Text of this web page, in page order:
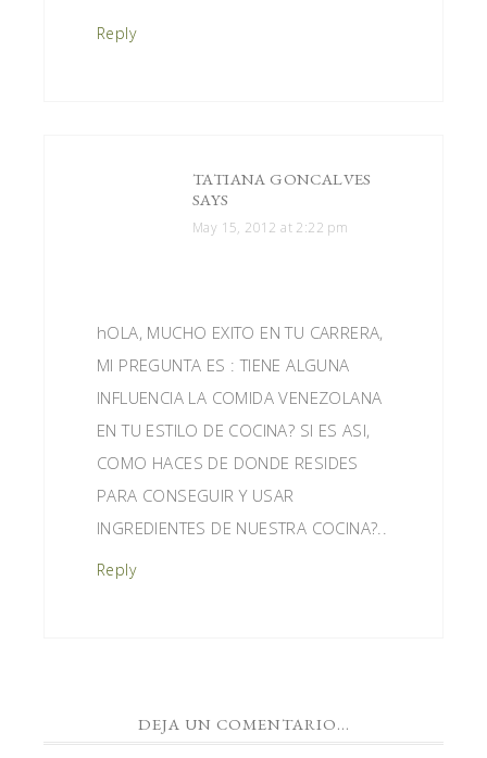
Reply
TATIANA GONCALVES
SAYS
May 15, 2012 at 2:22 pm
hOLA, MUCHO EXITO EN TU CARRERA,
MI PREGUNTA ES : TIENE ALGUNA
INFLUENCIA LA COMIDA VENEZOLANA
EN TU ESTILO DE COCINA? SI ES ASI,
COMO HACES DE DONDE RESIDES
PARA CONSEGUIR Y USAR
INGREDIENTES DE NUESTRA COCINA?..
Reply
DEJA UN COMENTARIO...